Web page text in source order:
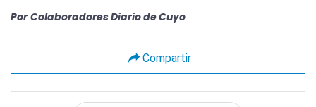
Por Colaboradores Diario de Cuyo
Compartir